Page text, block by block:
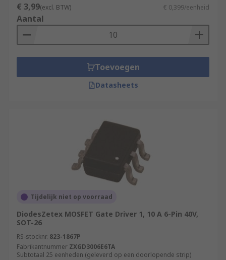
€ 3,99(excl. BTW) € 0,399/eenheid
Aantal
Toevoegen
Datasheets
Tijdelijk niet op voorraad
DiodesZetex MOSFET Gate Driver 1, 10 A 6-Pin 40V,
SOT-26
RS-stocknr. 823-1867P
Fabrikantnummer ZXGD3006E6TA
Subtotaal 25 eenheden (geleverd op een doorlopende strip)